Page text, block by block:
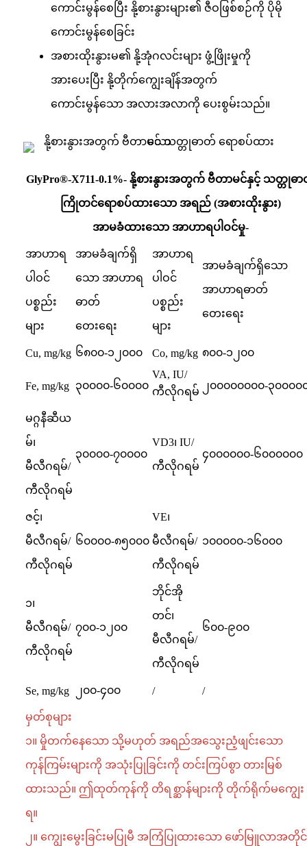
ကောင်းမွန်စေပြီး နို့စားနွားများ၏ ဇီဝဖြစ်စဉ်ကို ပိုမို
ကောင်းမွန်စေခြင်း
အစားထိုးနွားမ၏ နို့အုံဂလင်းများ ဖွံ့ဖြိုးမှုကို
အားပေးပြီး နို့တိုက်ကျွေးချိန်အတွက်
ကောင်းမွန်သော အလားအလာကို ပေးစွမ်းသည်။
GlyPro®-X711-0.1%- နို့စားနွားအတွက် ဗီတာမင်နှင့် သတ္တုဓ
ကြိုတင်ရောစပ်ထားသော အရည် (အစားထိုးနွား)
အာမခံထားသော အာဟာရပါဝင်မှု-
အာဟာရ
ပါဝင်
ပစ္စည်း
များ
အာမခံချက်ရှိ
သော အာဟာရ
ဓာတ်
တေးရေး
အာဟာရ
ပါဝင်
ပစ္စည်း
များ
အာမခံချက်ရှိသော
အာဟာရဓာတ်
တေးရေး
Cu, mg/kg ၆၈၀၀-၁၂၀၀၀ Co, mg/kg ၈၀၀-၁၂၀၀
Fe, mg/kg ၃၀၀၀၀-၆၀၀၀၀
VA, IU/
ကီလိုဂရမ်
၂၀၀၀၀၀၀၀၀-၃၀၀၀၀
မဂ္ဂနီဆီယ
မ်၊
မီလီဂရမ်/
ကီလိုဂရမ်
၃၀၀၀၀-၇၀၀၀၀
VD3၊ IU/
ကီလိုဂရမ်
၄၀၀၀၀၀၀-၆၀၀၀၀၀၀
ဇင့်၊
မီလီဂရမ်/
ကီလိုဂရမ်
၆၀၀၀၀-၈၅၀၀၀
VE၊
မီလီဂရမ်/
ကီလိုဂရမ်
၁၀၀၀၀၀-၁၆၀၀၀
၁၊
မီလီဂရမ်/
ကီလိုဂရမ်
၇၀၀-၁၂၀၀
ဘိုင်အို
တင်၊
မီလီဂရမ်/
ကီလိုဂရမ်
၆၀၀-၉၀၀
Se, mg/kg ၂၀၀-၄၀၀ / /
မှတ်စုများ
၁။ မှိုတက်နေသော သို့မဟုတ် အရည်အသွေးညံ့ဖျင်းသော
ကုန်ကြမ်းများကို အသုံးပြုခြင်းကို တင်းကြပ်စွာ တားမြစ်
ထားသည်။ ဤထုတ်ကုန်ကို တိရစ္ဆာန်များကို တိုက်ရိုက်မကျွေး
ရ။
၂။ ကျွေးမွေးခြင်းမပြုမီ အကြံပြုထားသော ဖော်မြူလာအတိုင်